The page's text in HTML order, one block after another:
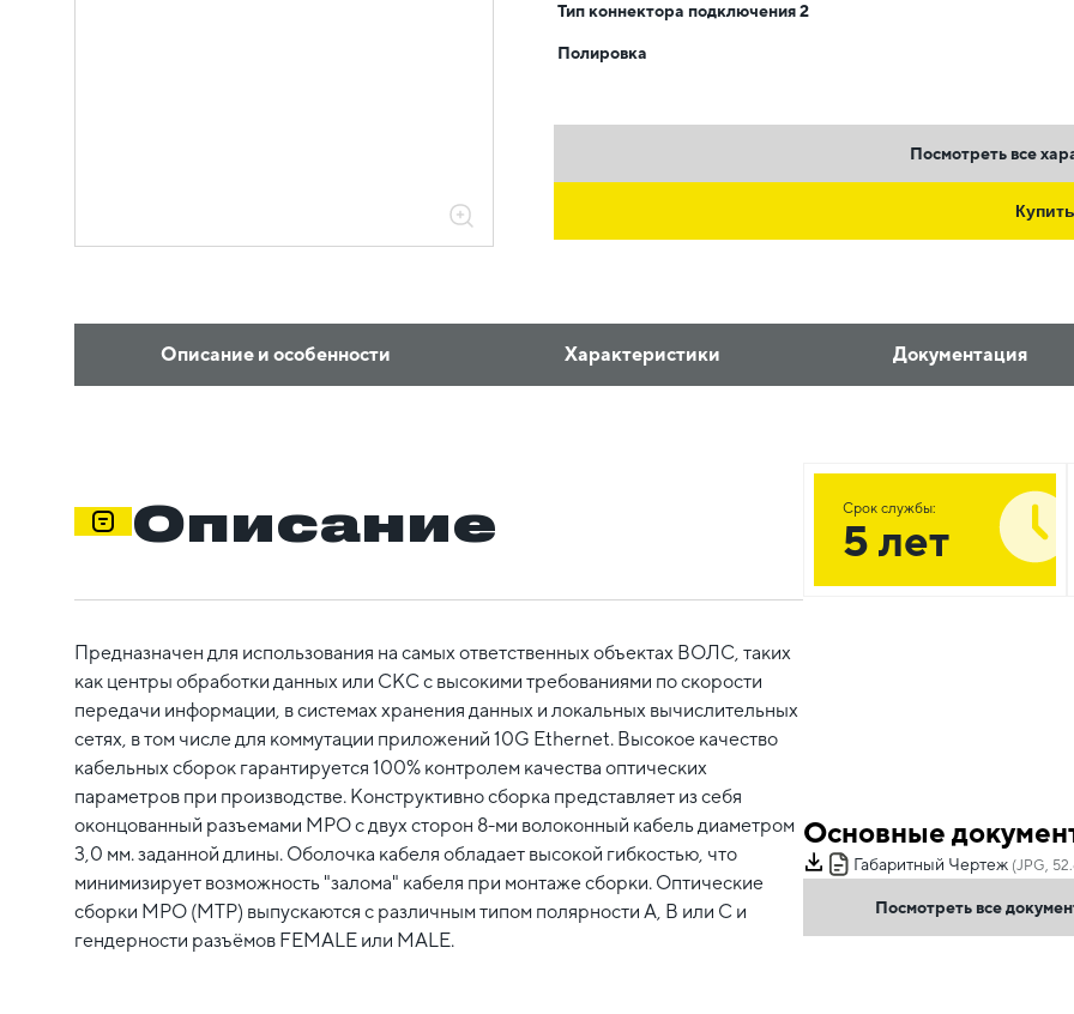
Тип коннектора подключения 2
Полировка
Посмотреть все
Купить
Описание и особенности Характеристики Документация
Описание
Предназначен для использования на самых ответственных объектах ВОЛС, таких
как центры обработки данных или СКС с высокими требованиями по скорости
передачи информации, в системах хранения данных и локальных вычислительных
сетях, в том числе для коммутации приложений 10G Ethernet. Высокое качество
кабельных сборок гарантируется 100% контролем качества оптических
параметров при производстве. Конструктивно сборка представляет из себя
оконцованный разъемами MPO c двух сторон 8-ми волоконный кабель диаметром
3,0 мм. заданной длины. Оболочка кабеля обладает высокой гибкостью, что
минимизирует возможность "залома" кабеля при монтаже сборки. Оптические
сборки MPO (MTP) выпускаются с различным типом полярности А, В или С и
гендерности разъёмов FEMALE или MALE.
Срок службы:
5 лет
Основные
Габаритный Чертеж (JPG,
Посмотреть все